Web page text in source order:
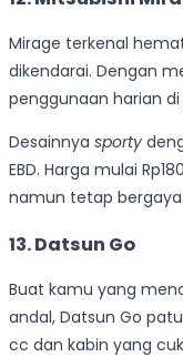
Mirage terkenal
dikendarai. Dengan
penggunaan harian
Desainnya sporty
EBD. Harga mulai
namun tetap bergaya.
13. Datsun Go
Buat kamu yang
andal, Datsun Go
cc dan kabin yang